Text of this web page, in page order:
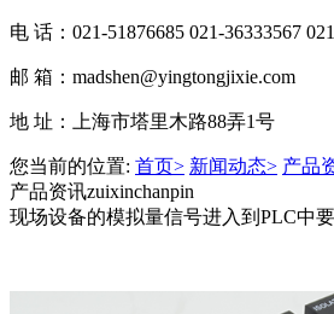
电 话：021-51876685 021-36333567
邮 箱：madshen@yingtongjixie.com
地 址：上海市塔里木路88弄1号
您当前的位置: 首页> 新闻动态> 产品
产品资讯zuixinchanpin
现场设备的模拟量信号进入到PLC中